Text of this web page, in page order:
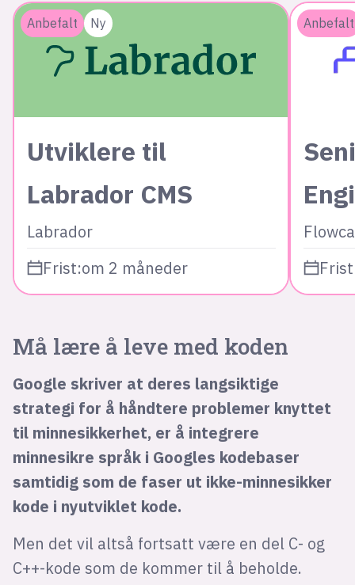
Anbefalt Ny
Utviklere til
Labrador CMS
Labrador
Frist:om 2 måneder
Anbefalt
Må lære å leve med koden
Google skriver at deres langsiktige
strategi for å håndtere problemer knyttet
til minnesikkerhet, er å integrere
minnesikre språk i Googles kodebaser
samtidig som de faser ut ikke-minnesikker
kode i nyutviklet kode.
Men det vil altså fortsatt være en del C- og
C++-kode som de kommer til å beholde.